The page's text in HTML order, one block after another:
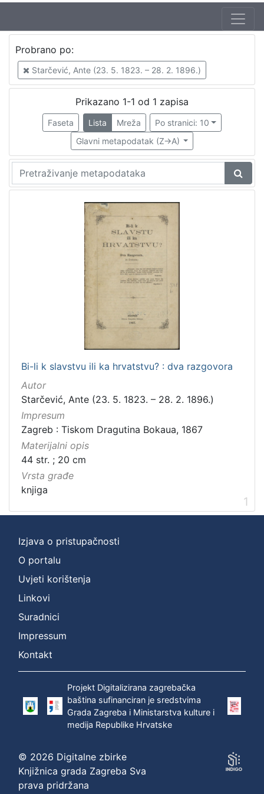
Jezik
hrvatski
cjelina
Zagreb na pragu modernog doba
Probrano po:
Starčević, Ante (23. 5. 1823. – 28. 2. 1896.)
Prikazano 1-1 od 1 zapisa
Faseta Lista Mreža
Po stranici: 10
Glavni metapodatak (Z->A)
Bi-li k slavstvu ili ka hrvatstvu? : dva razgovora
Autor
Starčević, Ante (23. 5. 1823. – 28. 2. 1896.)
Impresum
Zagreb : Tiskom Dragutina Bokaua, 1867
Materijalni opis
44 str. ; 20 cm
Vrsta građe
knjiga
1
Izjava o pristupačnosti
O portalu
Uvjeti korištenja
Linkovi
Suradnici
Impressum
Kontakt
Projekt Digitalizirana zagrebačka
baština sufinanciran je sredstvima
Grada Zagreba i Ministarstva kulture i
medija Republike Hrvatske
© 2026 Digitalne zbirke
Knjižnica grada Zagreba Sva
prava pridržana